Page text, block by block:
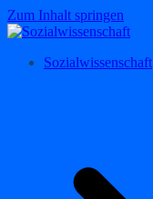
Zum Inhalt springen
Sozialwissenschaft